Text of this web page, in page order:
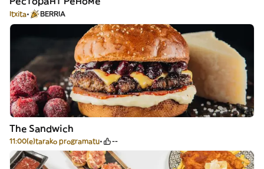
Itxita BERRIA
The Sandwich
11:00(e)tarako programatu --